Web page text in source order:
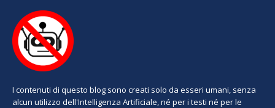
I contenuti di questo blog sono creati solo da esseri umani, senza
alcun utilizzo dell'Intelligenza Artificiale, né per i testi né per le